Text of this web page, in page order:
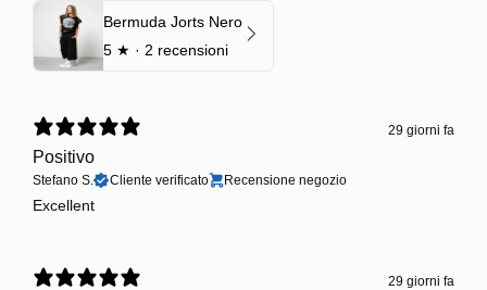
Bermuda Jorts Nero
5 ★ · 2 recensioni
29 giorni fa
Positivo
Stefano S. Cliente verificato Recensione negozio
Excellent
29 giorni fa